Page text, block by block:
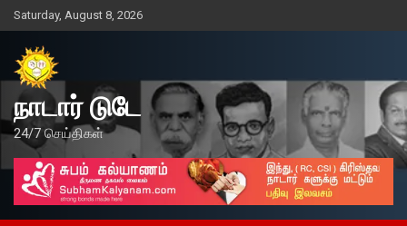
Skip
to
content
Saturday, August 8, 2026
நாடார் டுடே
24/7 செய்திகள்